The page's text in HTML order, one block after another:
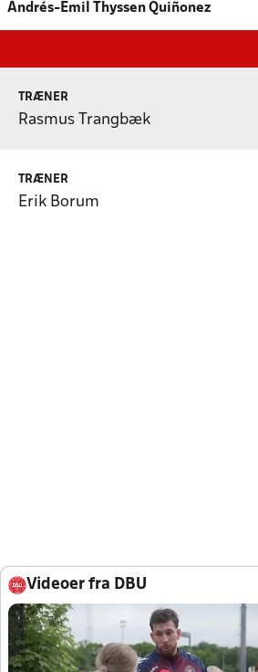
Andrés-Emil Thyssen Quiñonez
TRÆNER
Rasmus Trangbæk
TRÆNER
Erik Borum
Videoer fra DBU